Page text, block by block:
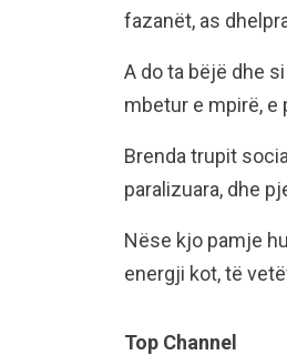
fazanët, as
A do ta bëjë dhe
mbetur e mpirë, e
Brenda trupit
paralizuara, dhe
Nëse kjo pamje
energji kot, të
Top Channel